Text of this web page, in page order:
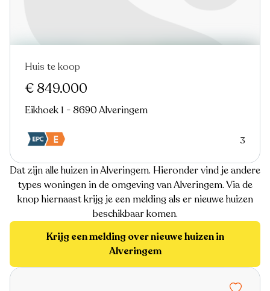
Huis te koop
€ 849.000
Eikhoek 1 - 8690 Alveringem
3
Dat zijn alle huizen in Alveringem. Hieronder vind je andere
types woningen in de omgeving van Alveringem. Via de
knop hiernaast krijg je een melding als er nieuwe huizen
beschikbaar komen.
Krijg een melding over nieuwe huizen in
Alveringem